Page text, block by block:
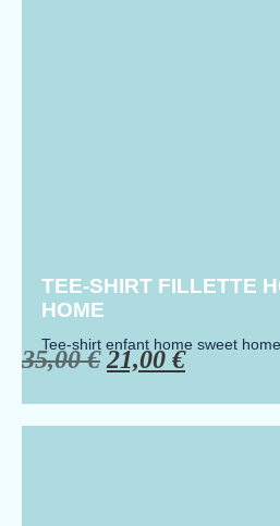
TEE-SHIRT FILLETTE
HOME
Tee-shirt enfant home sweet home
35,00€ 21,00€